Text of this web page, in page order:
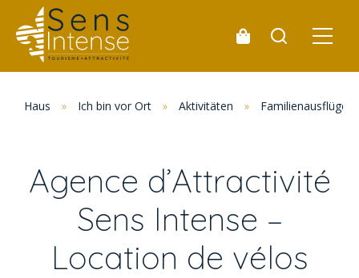
Haus » Ich bin vor Ort » Aktivitäten » Familienausflüge
Agence d’Attractivité
Sens Intense –
Location de vélos